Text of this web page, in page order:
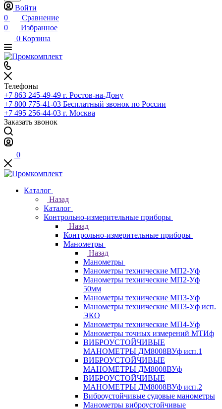
Войти
0
Сравнение
0
Избранное
0 Корзина
Телефоны
+7 863 245-49-49 г. Ростов-на-Дону
+7 800 775-41-03 Бесплатный звонок по России
+7 495 256-44-03 г. Москва
Заказать звонок
0
Каталог
Назад
Каталог
Контрольно-измерительные приборы
Назад
Контрольно-измерительные приборы
Манометры
Назад
Манометры
Манометры технические МП2-Уф
Манометры технические МП2-Уф
50мм
Манометры технические МП3-Уф
Манометры технические МП3-Уф исп.
ЭКО
Манометры технические МП4-Уф
Манометры точных измерений МТИф
ВИБРОУСТОЙЧИВЫЕ
МАНОМЕТРЫ ДМ8008ВУф исп.1
ВИБРОУСТОЙЧИВЫЕ
МАНОМЕТРЫ ДМ8008ВУф
ВИБРОУСТОЙЧИВЫЕ
МАНОМЕТРЫ ДМ8008ВУф исп.2
Виброустойчивые судовые манометры
Манометры виброустойчивые